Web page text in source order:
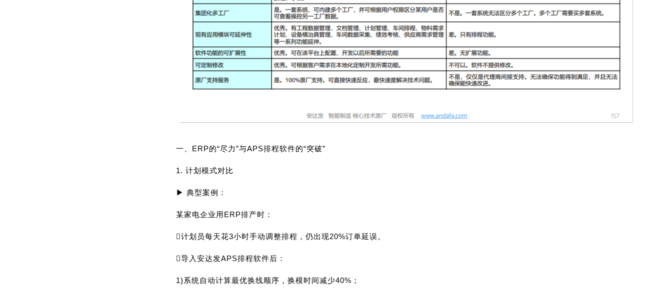
一、ERP的“尽力”与APS排程软件的“突破”
1. 计划模式对比
▶ 典型案例：
某家电企业用ERP排产时：
计划员每天花3小时手动调整排程，仍出现20%订单延误。
导入安达发APS排程软件后：
1)系统自动计算最优换线顺序，换模时间减少40%；